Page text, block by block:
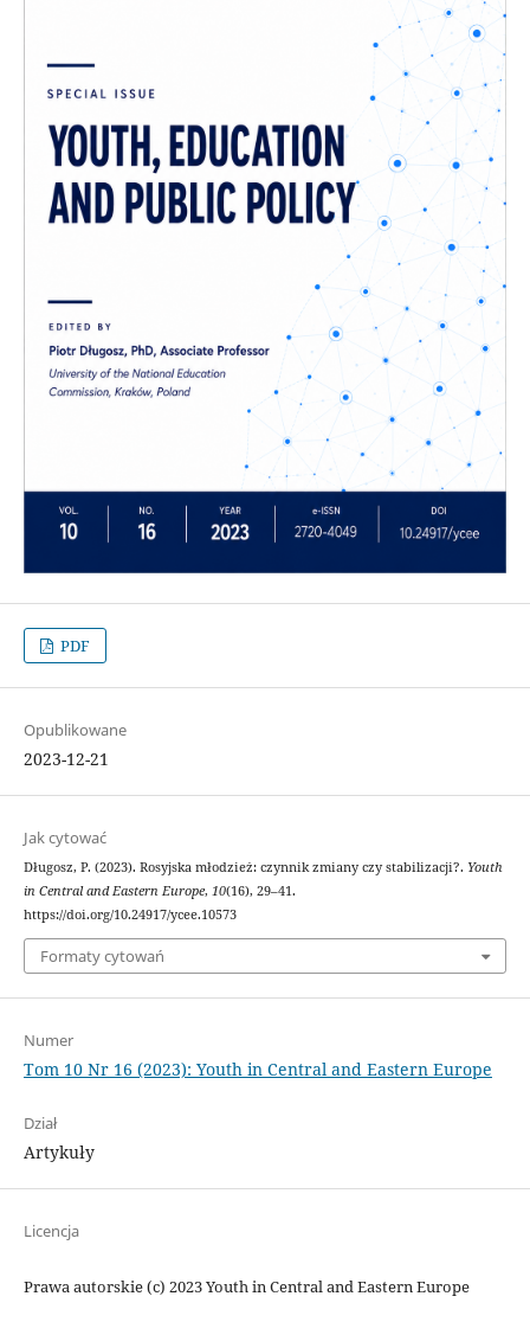
PDF
Opublikowane
2023-12-21
Jak cytować
Długosz, P. (2023). Rosyjska młodzież: czynnik zmiany czy stabilizacji?. Youth
in Central and Eastern Europe, 10(16), 29–41.
https://doi.org/10.24917/ycee.10573
Formaty cytowań
Numer
Tom 10 Nr 16 (2023): Youth in Central and Eastern Europe
Dział
Artykuły
Licencja
Prawa autorskie (c) 2023 Youth in Central and Eastern Europe